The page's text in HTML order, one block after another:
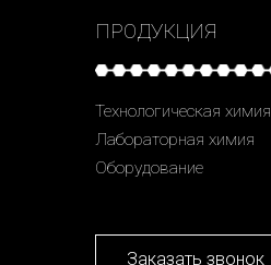
ПРОДУКЦИЯ
Технологическая химия
Лабораторная химия
Оборудование
Заказать звонок